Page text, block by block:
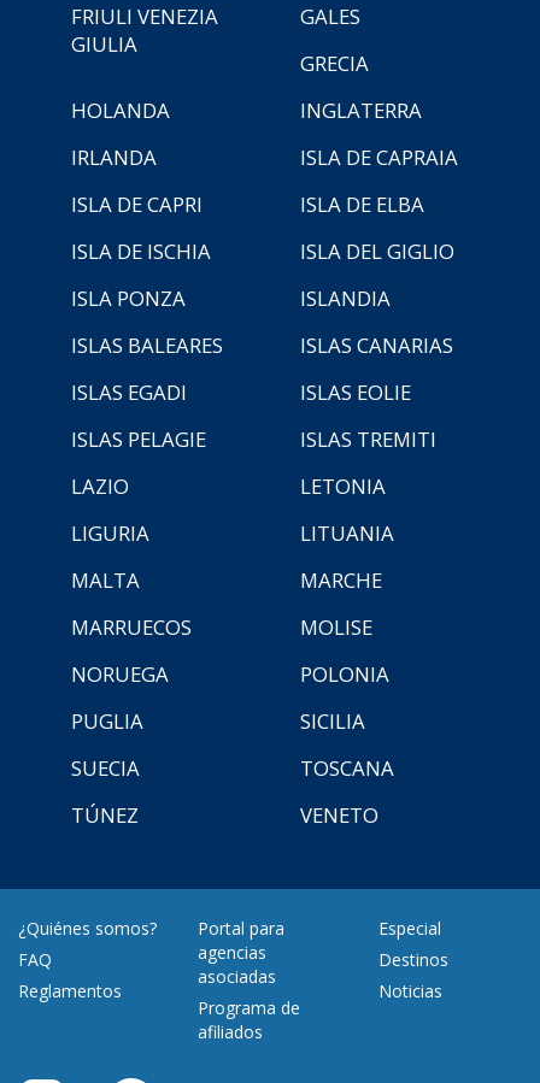
FRIULI VENEZIA
GIULIA
GALES
GRECIA
HOLANDA
INGLATERRA
IRLANDA
ISLA DE CAPRAIA
ISLA DE CAPRI
ISLA DE ELBA
ISLA DE ISCHIA
ISLA DEL GIGLIO
ISLA PONZA
ISLANDIA
ISLAS BALEARES
ISLAS CANARIAS
ISLAS EGADI
ISLAS EOLIE
ISLAS PELAGIE
ISLAS TREMITI
LAZIO
LETONIA
LIGURIA
LITUANIA
MALTA
MARCHE
MARRUECOS
MOLISE
NORUEGA
POLONIA
PUGLIA
SICILIA
SUECIA
TOSCANA
TÚNEZ
VENETO
¿Quiénes somos?
FAQ
Reglamentos
Portal para
agencias
asociadas
Programa de
afiliados
Especial
Destinos
Noticias